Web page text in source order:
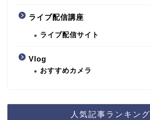
ライブ配信講座
ライブ配信サイト
Vlog
おすすめカメラ
人気記事ランキング